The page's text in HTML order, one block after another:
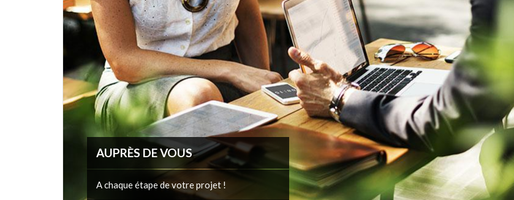
AUPRÈS DE VOUS
A chaque étape de votre projet !